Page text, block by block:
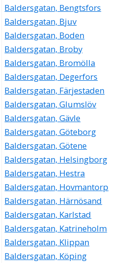
Baldersgatan, Bengtsfors
Baldersgatan, Bjuv
Baldersgatan, Boden
Baldersgatan, Broby
Baldersgatan, Bromölla
Baldersgatan, Degerfors
Baldersgatan, Färjestaden
Baldersgatan, Glumslöv
Baldersgatan, Gävle
Baldersgatan, Göteborg
Baldersgatan, Götene
Baldersgatan, Helsingborg
Baldersgatan, Hestra
Baldersgatan, Hovmantorp
Baldersgatan, Härnösand
Baldersgatan, Karlstad
Baldersgatan, Katrineholm
Baldersgatan, Klippan
Baldersgatan, Köping